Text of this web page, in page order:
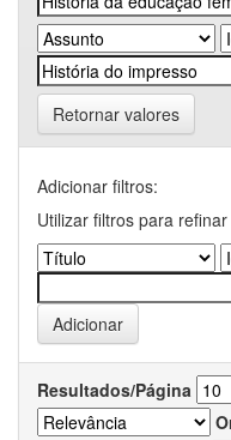
Retornar valores
Adicionar filtros:
Utilizar filtros para
Resultados/Página